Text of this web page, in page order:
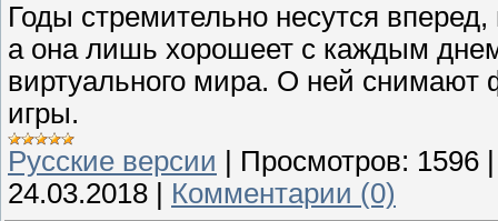
Годы стремительно несутся
а она лишь хорошеет с каждым
виртуального мира. О ней
игры.
Русские версии
Просмотров: 1596
24.03.2018
Комментарии (0)